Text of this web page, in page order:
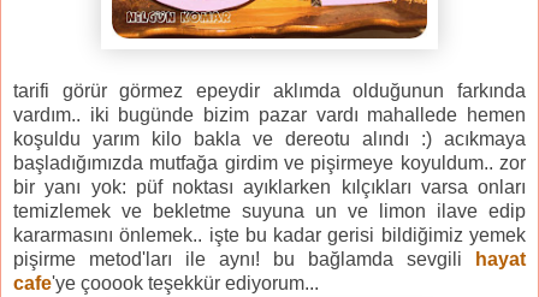
tarifi görür görmez epeydir aklımda olduğunun farkında
vardım.. iki bugünde bizim pazar vardı mahallede hemen
koşuldu yarım kilo bakla ve dereotu alındı :) acıkmaya
başladığımızda mutfağa girdim ve pişirmeye koyuldum.. zor
bir yanı yok: püf noktası ayıklarken kılçıkları varsa onları
temizlemek ve bekletme suyuna un ve limon ilave edip
kararmasını önlemek.. işte bu kadar gerisi bildiğimiz yemek
pişirme metod'ları ile aynı! bu bağlamda sevgili
hayat
cafe'ye çooook teşekkür ediyorum...